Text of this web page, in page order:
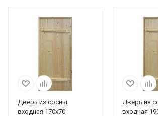
Дверь из сосны
входная 170х70
Дверь из
входная